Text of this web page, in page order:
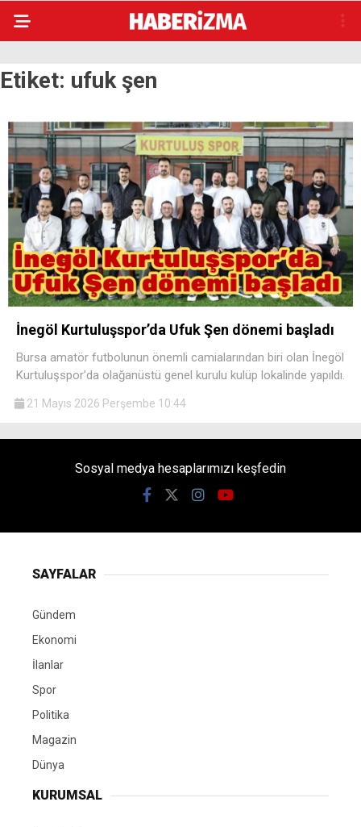
Etiket: ufuk şen
İnegöl Kurtuluşspor’da Ufuk Şen dönemi başladı
Bursa amatör futbolunun önemli camialarından biri olan İnegöl
Kurtuluşspor’da olağanüstü genel kurulu kulüp lokalinde yapıldı.
21 Mayıs 2026 Perşembe 10:44
Sosyal medya hesaplarımızı keşfedin
SAYFALAR
Gündem
Ekonomi
İlanlar
Spor
Politika
Magazin
Dünya
KURUMSAL